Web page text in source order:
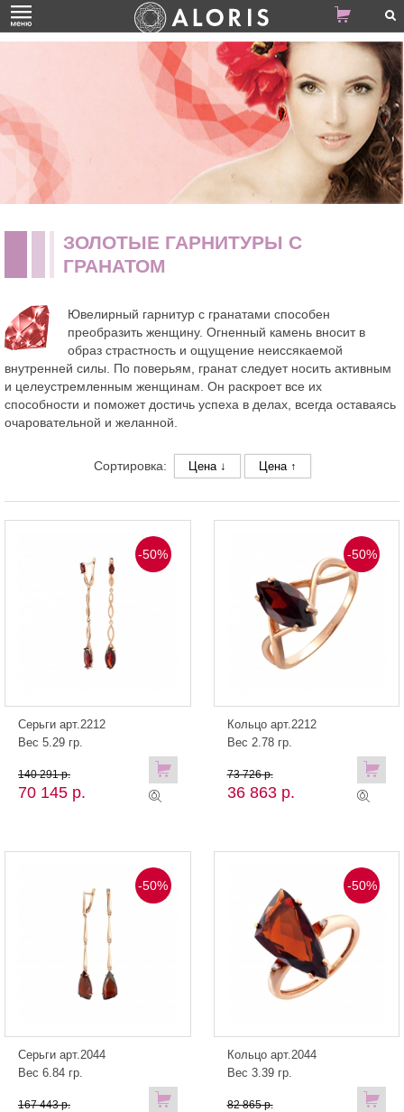
ЗОЛОТЫЕ ГАРНИТУРЫ С
ГРАНАТОМ
Ювелирный гарнитур с гранатами способен
преобразить женщину. Огненный камень вносит в
образ страстность и ощущение неиссякаемой
внутренней силы. По поверьям, гранат следует носить активным
и целеустремленным женщинам. Он раскроет все их
способности и поможет достичь успеха в делах, всегда оставаясь
очаровательной и желанной.
Сортировка: Цена ↓ Цена ↑
-50%
Серьги арт.2212
Вес 5.29 гр.
70 145 р.
140 291 р.
-50%
Кольцо арт.2212
Вес 2.78 гр.
36 863 р.
73 726 р.
-50%
Серьги арт.2044
Вес 6.84 гр.
167 443 р.
-50%
Кольцо арт.2044
Вес 3.39 гр.
82 865 р.